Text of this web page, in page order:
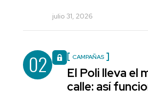
julio 31, 2026
02 CAMPAÑAS
El Poli lleva el
calle: así